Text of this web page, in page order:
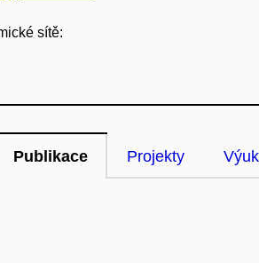
sítě:
Publikace Projekty